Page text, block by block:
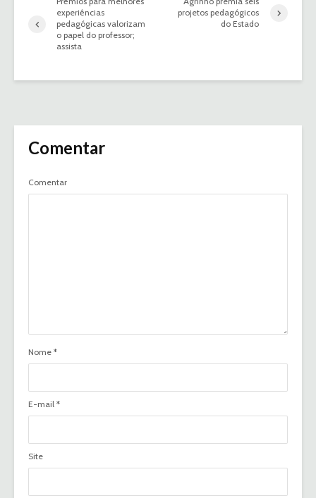
experiências
pedagógicas valorizam
o papel do professor;
assista
projetos pedagógicos
do Estado
Comentar
Comentar
Nome *
E-mail *
Site